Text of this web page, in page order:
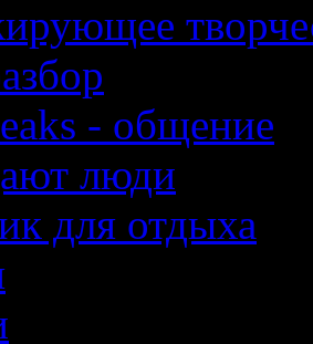
- общение
люди
для отдыха